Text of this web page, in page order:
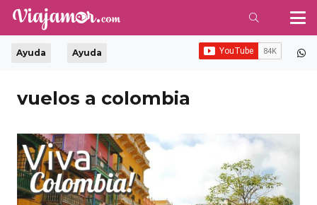
Ayuda Ayuda
vuelos a colombia